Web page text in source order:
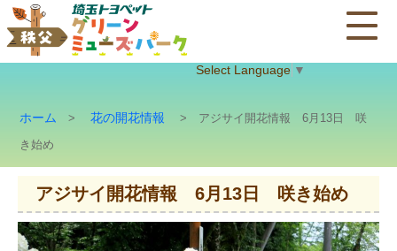
Select Language ▼
ホーム >花の開花情報 > アジサイ開花情報 6月13日 咲
き始め
アジサイ開花情報 6月13日 咲き始め